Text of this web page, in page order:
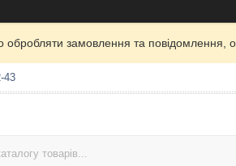
замовлення та повідомлення,
43